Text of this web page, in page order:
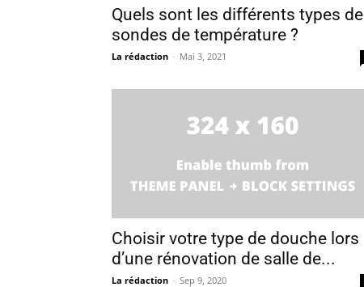
Quels sont les différents types de
sondes de température ?
La rédaction - Mai 3, 2021
Choisir votre type de douche lors
d’une rénovation de salle de...
La rédaction - Sep 9, 2020